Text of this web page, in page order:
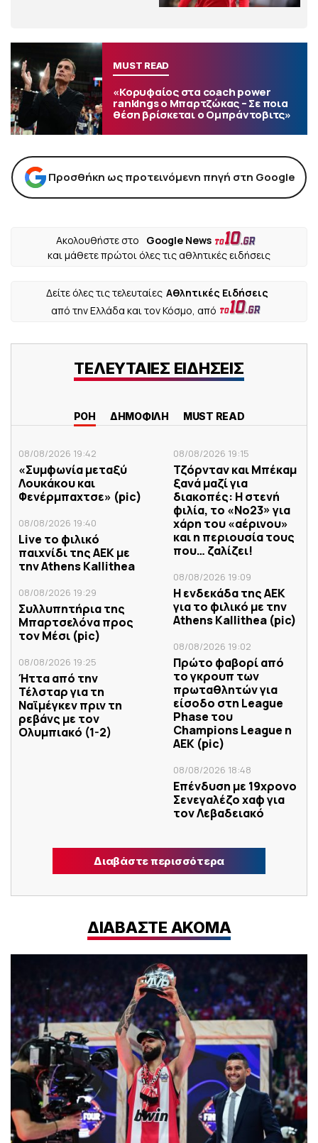
MUST READ
«Κορυφαίος στα coach power
rankings ο Μπαρτζώκας – Σε ποια
θέση βρίσκεται ο Ομπράντοβιτς»
Προσθήκη ως προτεινόμενη πηγή στη Google
Ακολουθήστε στο
Google News
και μάθετε πρώτοι όλες τις αθλητικές ειδήσεις
Δείτε όλες τις τελευταίες Αθλητικές Ειδήσεις
από την Ελλάδα και τον Κόσμο, από
ΤΕΛΕΥΤΑΙΕΣ ΕΙΔΗΣΕΙΣ
ΡΟΗ ΔΗΜΟΦΙΛΗ MUST READ
08/08/2026 19:42
«Συμφωνία μεταξύ
Λουκάκου και
Φενέρμπαχτσε» (pic)
08/08/2026 19:40
Live το φιλικό
παιχνίδι της ΑΕΚ με
την Athens Kallithea
08/08/2026 19:29
Συλλυπητήρια της
Μπαρτσελόνα προς
τον Μέσι (pic)
08/08/2026 19:25
Ήττα από την
Τέλσταρ για τη
Ναϊμέγκεν πριν τη
ρεβάνς με τον
Ολυμπιακό (1-2)
08/08/2026 19:15
Τζόρνταν και Μπέκαμ
ξανά μαζί για
διακοπές: Η στενή
φιλία, το «Νο23» για
χάρη του «αέρινου»
και η περιουσία τους
που… ζαλίζει!
08/08/2026 19:09
Η ενδεκάδα της ΑΕΚ
για το φιλικό με την
Athens Kallithea (pic)
08/08/2026 19:02
Πρώτο φαβορί από
το γκρουπ των
πρωταθλητών για
είσοδο στη League
Phase του
Champions League η
ΑΕΚ (pic)
08/08/2026 18:48
Επένδυση με 19χρονο
Σενεγαλέζο χαφ για
τον Λεβαδειακό
Διαβάστε περισσότερα
ΔΙΑΒΑΣΤΕ ΑΚΟΜΑ